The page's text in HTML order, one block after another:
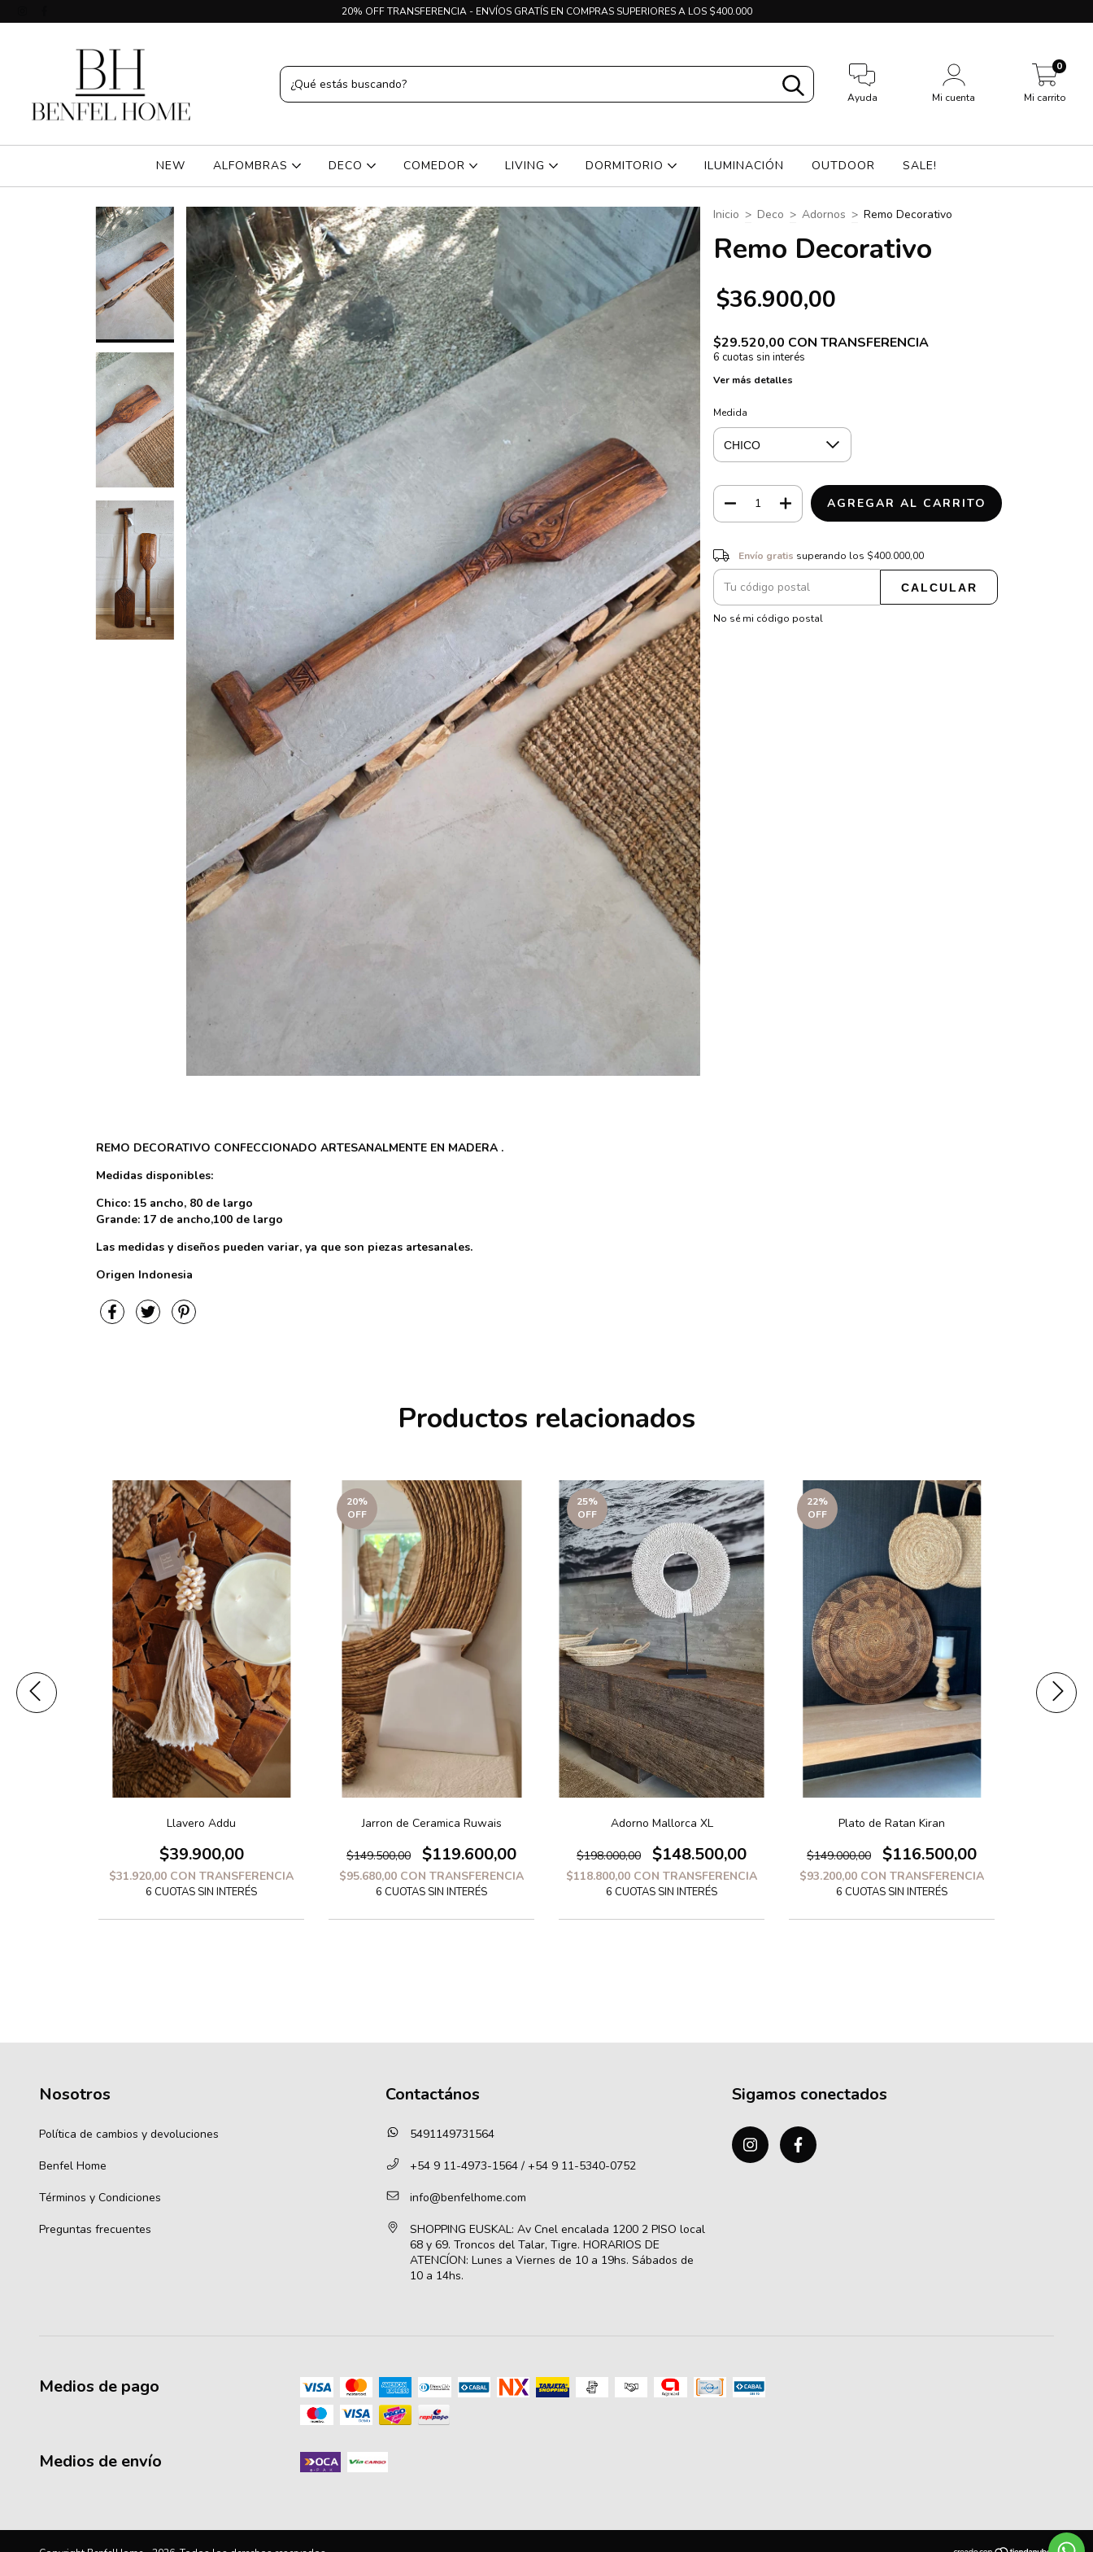
20% OFF TRANSFERENCIA - ENVÍOS GRATÍS EN COMPRAS SUPERIORES A LOS $400.000
Ayuda Mi cuenta Mi carrito
0
NEW ALFOMBRAS DECO COMEDOR LIVING DORMITORIO ILUMINACIÓN OUTDOOR SALE!
REMO DECORATIVO CONFECCIONADO ARTESANALMENTE EN MADERA .
Medidas disponibles:
Chico: 15 ancho, 80 de largo
Grande: 17 de ancho,100 de largo
Las medidas y diseños pueden variar, ya que son piezas artesanales.
Origen Indonesia
Inicio > Deco > Adornos > Remo Decorativo
Remo Decorativo
$36.900,00
$29.520,00 CON TRANSFERENCIA
Ver más detalles
Medida
Envío gratis $400.000,00
Entregas para el CP: CAMBIAR CP
Envío gratis superando los $400.000,00
CALCULAR
No sé mi código postal
Productos relacionados
Llavero Addu
$39.900,00
$31.920,00 CON TRANSFERENCIA
20%
OFF
Jarron de Ceramica Ruwais
$149.500,00 $119.600,00
$95.680,00 CON TRANSFERENCIA
25%
OFF
Adorno Mallorca XL
$198.000,00 $148.500,00
$118.800,00 CON TRANSFERENCIA
22%
OFF
Plato de Ratan Kiran
$149.000,00 $116.500,00
$93.200,00 CON TRANSFERENCIA
Nosotros
Política de cambios y devoluciones
Benfel Home
Términos y Condiciones
Preguntas frecuentes
Contactános
5491149731564
+54 9 11-4973-1564 / +54 9 11-5340-0752
info@benfelhome.com
Sigamos conectados
Medios de pago
Medios de envío